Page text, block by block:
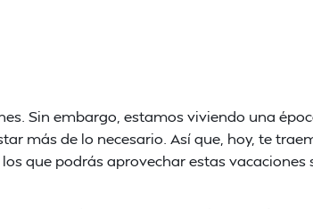
Sin embargo, estamos viviendo una
más de lo necesario. Así que, hoy, te
que podrás aprovechar estas vacaciones